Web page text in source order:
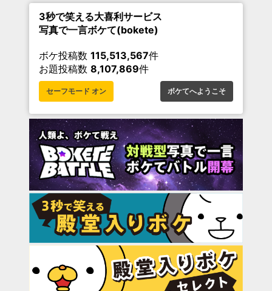
3秒で笑える大喜利サービス
写真で一言ボケて(bokete)
ボケ投稿数 115,513,567件
お題投稿数 8,107,869件
セーフモード オン ボケてへようこそ